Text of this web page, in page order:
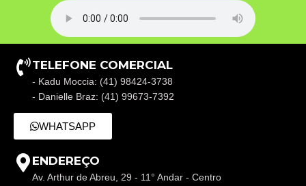
TELEFONE COMERCIAL
- Kadu Moccia: (41) 98424-3738
- Danielle Braz: (41) 99673-7392
WHATSAPP
ENDEREÇO
Av. Arthur de Abreu, 29 - 11° Andar - Centro